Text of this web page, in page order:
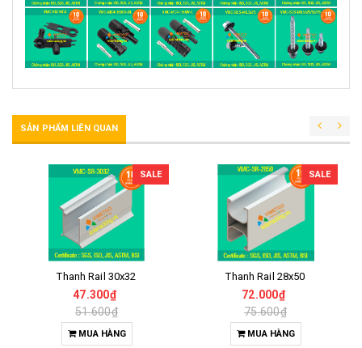
SẢN PHẨM LIÊN QUAN
SALE
Thanh Rail 30x32
47.300₫
51.600₫
MUA HÀNG
SALE
Thanh Rail 28x50
72.000₫
75.600₫
MUA HÀNG